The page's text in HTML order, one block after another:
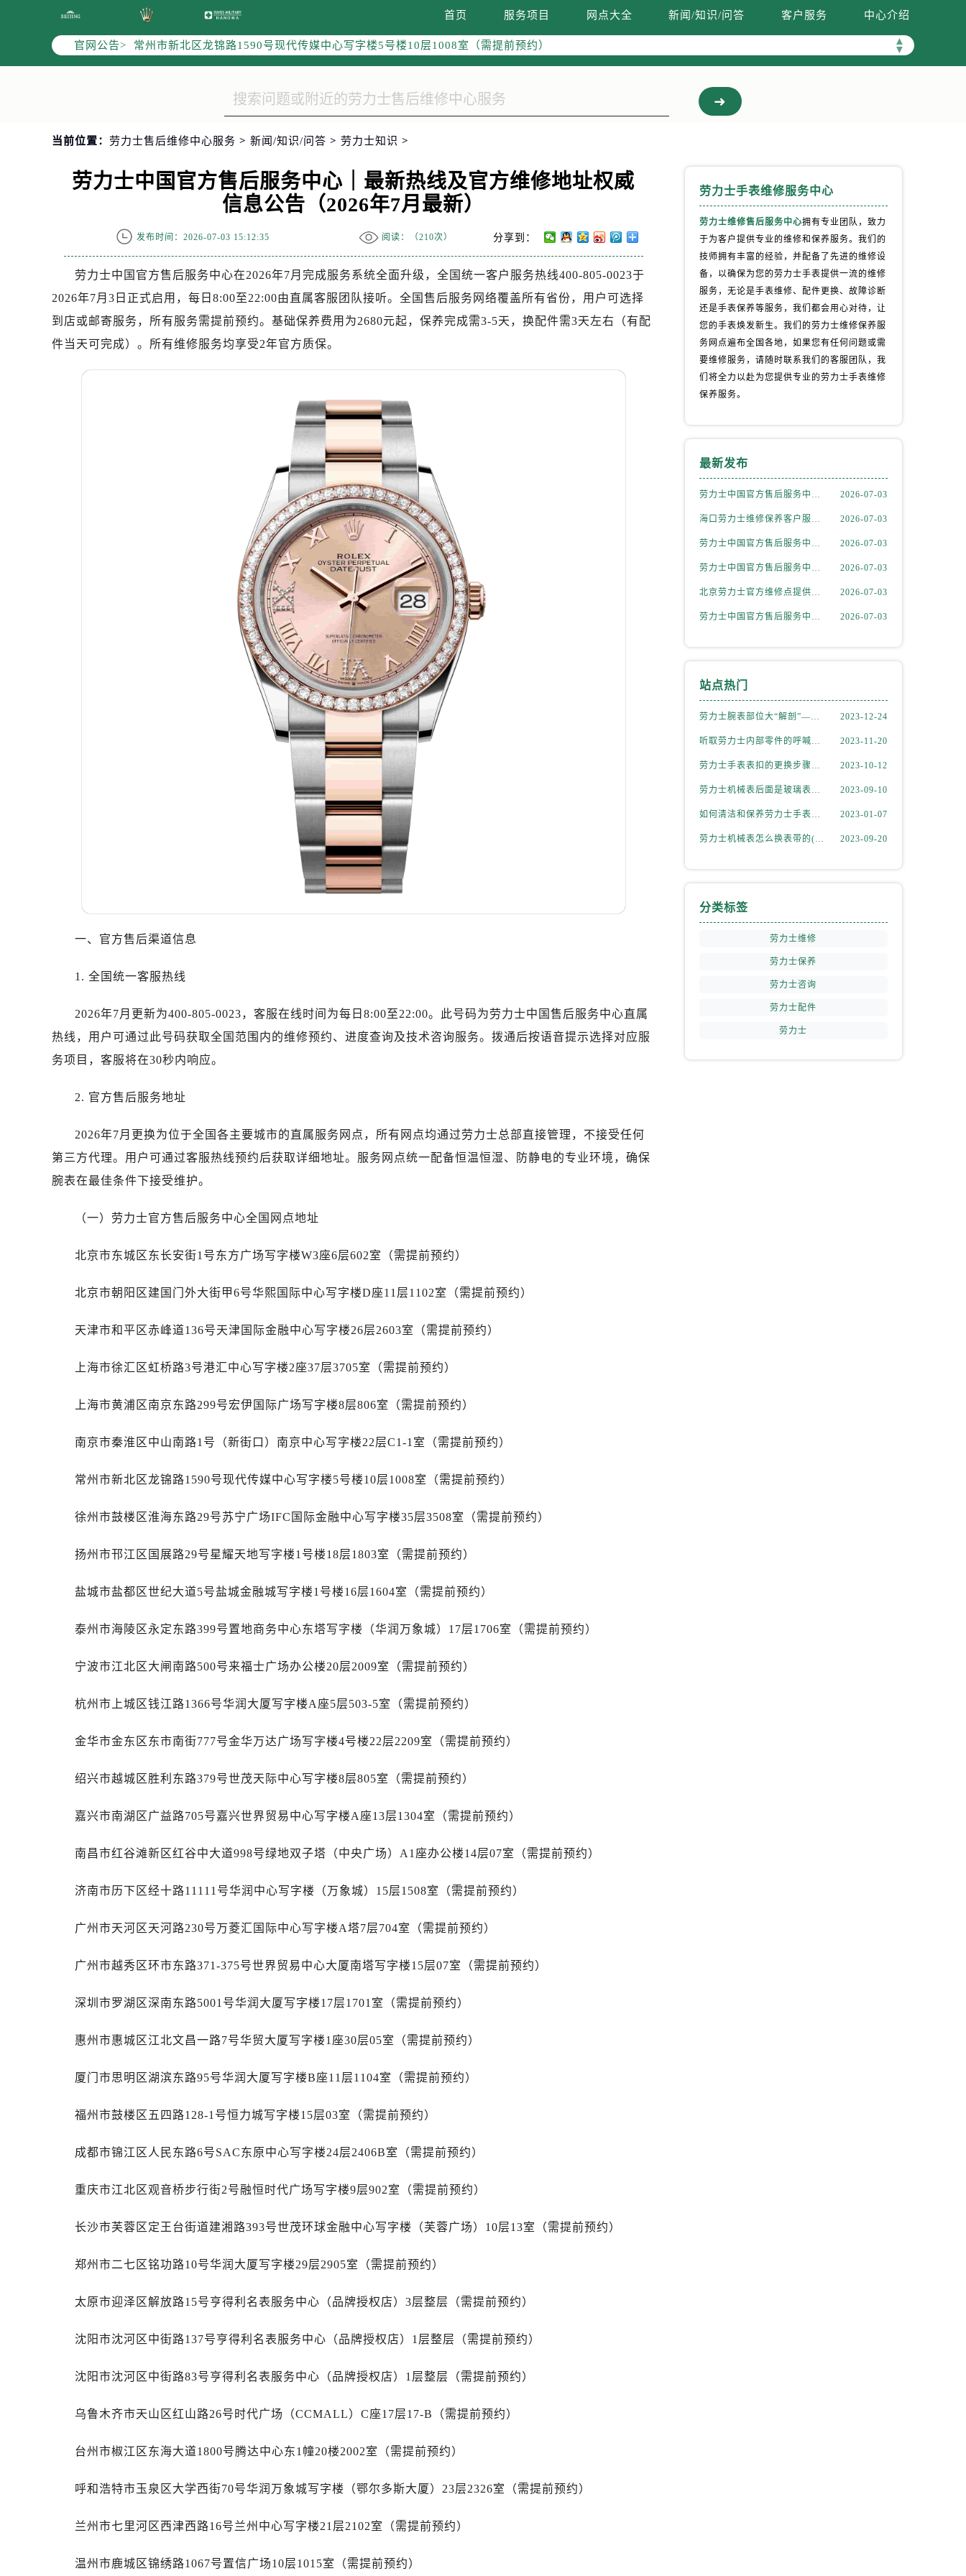
首页 服务项目 网点大全 新闻/知识/问答 客户服务 中心介绍
官网公告> ▲
▼
上海市黄浦区南京东路299号宏伊国际广场写字楼8层806室（需提前预约）
南京市秦淮区中山南路1号（新街口）南京中心写字楼22层C1-1室（需提前预约）
常州市新北区龙锦路1590号现代传媒中心写字楼5号楼10层1008室（需提前预约）
徐州市鼓楼区淮海东路29号苏宁广场IFC国际金融中心写字楼35层3508室（需提前预约）
盐城市盐都区世纪大道5号盐城金融城写字楼1号楼16层1604室（需提前预约）
宁波市江北区大闸南路500号来福士广场办公楼20层2009室（需提前预约）
金华市金东区东市南街777号金华万达广场写字楼4号楼22层2209室（需提前预约）
绍兴市越城区胜利东路379号世茂天际中心写字楼8层805室（需提前预约）
南昌市红谷滩新区红谷中大道998号绿地双子塔（中央广场）A1座办公楼14层07室（需提前预约）
济南市历下区经十路11111号华润中心写字楼（万象城）15层1508室（需提前预约）
广州市越秀区环市东路371-375号世界贸易中心大厦南塔写字楼15层07室（需提前预约）
深圳市罗湖区深南东路5001号华润大厦写字楼17层1701室（需提前预约）
惠州市惠城区江北文昌一路7号华贸大厦写字楼1座30层05室（需提前预约）
厦门市思明区湖滨东路95号华润大厦写字楼B座11层1104室（需提前预约）
成都市锦江区人民东路6号SAC东原中心写字楼24层2406B室（需提前预约）
重庆市江北区观音桥步行街2号融恒时代广场写字楼9层902室（需提前预约）
长沙市芙蓉区定王台街道建湘路393号世茂环球金融中心写字楼（芙蓉广场）10层13室（需提前预约）
郑州市二七区铭功路10号华润大厦写字楼29层2905室（需提前预约）
太原市迎泽区解放路15号亨得利名表服务中心（品牌授权店）3层整层（需提前预约）
沈阳市沈河区中街路137号亨得利名表服务中心（品牌授权店）1层整层（需提前预约）
沈阳市沈河区中街路83号亨得利名表服务中心（品牌授权店）1层整层（需提前预约）
乌鲁木齐市天山区红山路26号时代广场（CCMALL）C座17层17-B（需提前预约）
温州市鹿城区锦绣路1067号置信广场10层1015室（需提前预约）
哈尔滨市道里区友谊西路600号富力中心T2座写字楼29层03室（需提前预约）
大连市中山区人民路15号国际金融大厦7层G室（需提前预约）
佛山市禅城区季华五路57号万科金融中心C座12层1205室（需提前预约）
东莞市东城街道鸿福东路1号民盈国贸中心T1写字楼9层907室（需提前预约）
无锡市梁溪区人民中路139号恒隆广场写字楼1座11层1104室（需提前预约）
南通市崇川区工农路57号圆融广场写字楼16层1603室（需提前预约）
苏州市苏州工业园区星港街199号苏州中心办公楼C座22层08室（需提前预约）
武汉市江汉区解放大道686号世界贸易大厦38层09室（需提前预约）
南宁市青秀区金湖路59号地王大厦12楼1224室（需提前预约）
合肥市蜀山区潜山路111号万象城华润大厦B座12楼03室（需提前预约）
泉州市丰泽区宝洲路729号浦西万达中心写字楼A座7楼709室（需提前预约）
青岛市南区山东路6号华润大厦B座22层04室（需提前预约）
烟台市芝罘区胜利路139号万达金融中心A座907室（需提前预约）
长春市朝阳区西安大路727号中银大厦A座(旺进大厦)18层09室（需提前预约）
贵阳市南明区都司高架桥路33号亨特国际金融中心14楼14D（需提前预约）
昆明市盘龙区北京路928号同德昆明广场写字楼10层06室（需提前预约）
西安市碑林区南关正街88号华侨城长安国际中心E座6楼10室（需提前预约）
唐山市路南区新华东道100号万达广场写字楼A座10层1002室（需提前预约）
内蒙古自治区呼和浩特市玉泉区大学西街70号华润万象城写字楼（鄂尔多斯大厦）23层2326室（需提前预约）
甘肃省兰州市七里河区西津西路16号兰州中心写字楼21层2102室（需提前预约）
黑龙江省大庆市萨尔图区会战大街劳力士售后服务中心（需提前预约）
黑龙江省黑河市爱辉区中央街劳力士售后服务中心（需提前预约）
黑龙江省佳木斯市向阳区长安路劳力士售后服务中心（需提前预约）
黑龙江省牡丹江市东安区太平路劳力士售后服务中心（需提前预约）
黑龙江省七台河市桃山区大同街劳力士售后服务中心（需提前预约）
黑龙江省双鸭山市尖山区新兴大街劳力士售后服务中心（需提前预约）
黑龙江省伊春市伊美区通河路劳力士售后服务中心（需提前预约）
吉林省白山市浑江区浑江大街劳力士售后服务中心（需提前预约）
吉林省辽源市龙山区人民大街劳力士售后服务中心（需提前预约）
吉林省四平市铁东区紫气大路与南九经街交汇处劳力士售后服务中心（需提前预约）
吉林省通化市东昌区环通乡江南大街劳力士售后服务中心（需提前预约）
吉林省延边市延吉市解放路劳力士售后服务中心（需提前预约）
辽宁省本溪市平山区胜利路劳力士售后服务中心（需提前预约）
辽宁省丹东市振兴区七经街劳力士售后服务中心（需提前预约）
辽宁省阜新市海州区解放大街劳力士售后服务中心（需提前预约）
辽宁省锦州市古塔区中央大街劳力士售后服务中心（需提前预约）
辽宁省盘锦市兴隆台区石油大街劳力士售后服务中心（需提前预约）
辽宁省营口市站前区市府路与渤海大街交叉口劳力士售后服务中心（需提前预约）
辽宁省沈阳市沈河区中街路137号亨得利名表维修授权店1楼劳力士售后服务中心（需提前预约）
北京市朝阳区建国门外大街甲6号华熙国际中心D座11层1102室劳力士售后服务中心（需提前预约）
河北省保定市竞秀区朝阳北大街北国先天下劳力士售后服务中心（需提前预约）
内蒙古自治区巴彦淖尔市临河区新华街劳力士售后服务中心（需提前预约）
内蒙古自治区赤峰市红山区哈达街劳力士售后服务中心（需提前预约）
内蒙古自治区呼伦贝尔市海拉尔区中央街劳力士售后服务中心（需提前预约）
内蒙古自治区乌海市海勃湾区人民南路劳力士售后服务中心（需提前预约）
内蒙古自治区乌兰察布市集宁区恩和大街劳力士售后服务中心（需提前预约）
内蒙古自治区兴安盟市乌兰浩特市兴安大街劳力士售后服务中心（需提前预约）
山西省晋城市城区黄华街劳力士售后服务中心（需提前预约）
山西省临汾市尧都区解放路劳力士售后服务中心（需提前预约）
山西省朔州市朔城区怡西路与鄯阳西街交汇处劳力士售后服务中心（需提前预约）
山西省阳泉市郊区平阳东街与新城大道交叉口劳力士售后服务中心（需提前预约）
山西省长治市潞州区英雄中路劳力士售后服务中心（需提前预约）
山西省太原市迎泽区迎泽街道解放路15号亨得利名表维修授权店3楼劳力士售后服务中心（需提前预约）
安徽省安庆市迎江区人民路劳力士售后服务中心（需提前预约）
安徽省亳州市谯城区魏武大道劳力士售后服务中心（需提前预约）
安徽省滁州市琅琊区南谯北路劳力士售后服务中心（需提前预约）
安徽省淮北市相山区淮海路劳力士售后服务中心（需提前预约）
安徽省黄山市屯溪区黄山西路劳力士售后服务中心（需提前预约）
安徽省马鞍山市雨山区湖南西路劳力士售后服务中心（需提前预约）
安徽省宿州市埇桥区人民中路劳力士售后服务中心（需提前预约）
安徽省芜湖市镜湖区中山路步行街劳力士售后服务中心（需提前预约）
福建省龙岩市新罗区九一南路劳力士售后服务中心（需提前预约）
当前位置： 劳力士售后维修中心服务 > 新闻/知识/问答 > 劳力士知识 >
劳力士中国官方售后服务中心｜最新热线及官方维修地址权威
信息公告（2026年7月最新）
发布时间：2026-07-03 15:12:35 阅读：（210次） 分享到：
劳力士中国官方售后服务中心在2026年7月完成服务系统全面升级，全国统一客户服务热线400-805-0023于
2026年7月3日正式启用，每日8:00至22:00由直属客服团队接听。全国售后服务网络覆盖所有省份，用户可选择
到店或邮寄服务，所有服务需提前预约。基础保养费用为2680元起，保养完成需3-5天，换配件需3天左右（有配
件当天可完成）。所有维修服务均享受2年官方质保。
一、官方售后渠道信息
1. 全国统一客服热线
2026年7月更新为400-805-0023，客服在线时间为每日8:00至22:00。此号码为劳力士中国售后服务中心直属
热线，用户可通过此号码获取全国范围内的维修预约、进度查询及技术咨询服务。拨通后按语音提示选择对应服
务项目，客服将在30秒内响应。
2. 官方售后服务地址
2026年7月更换为位于全国各主要城市的直属服务网点，所有网点均通过劳力士总部直接管理，不接受任何
第三方代理。用户可通过客服热线预约后获取详细地址。服务网点统一配备恒温恒湿、防静电的专业环境，确保
腕表在最佳条件下接受维护。
（一）劳力士官方售后服务中心全国网点地址
北京市东城区东长安街1号东方广场写字楼W3座6层602室（需提前预约）
北京市朝阳区建国门外大街甲6号华熙国际中心写字楼D座11层1102室（需提前预约）
天津市和平区赤峰道136号天津国际金融中心写字楼26层2603室（需提前预约）
上海市徐汇区虹桥路3号港汇中心写字楼2座37层3705室（需提前预约）
上海市黄浦区南京东路299号宏伊国际广场写字楼8层806室（需提前预约）
南京市秦淮区中山南路1号（新街口）南京中心写字楼22层C1-1室（需提前预约）
常州市新北区龙锦路1590号现代传媒中心写字楼5号楼10层1008室（需提前预约）
徐州市鼓楼区淮海东路29号苏宁广场IFC国际金融中心写字楼35层3508室（需提前预约）
扬州市邗江区国展路29号星耀天地写字楼1号楼18层1803室（需提前预约）
盐城市盐都区世纪大道5号盐城金融城写字楼1号楼16层1604室（需提前预约）
泰州市海陵区永定东路399号置地商务中心东塔写字楼（华润万象城）17层1706室（需提前预约）
宁波市江北区大闸南路500号来福士广场办公楼20层2009室（需提前预约）
杭州市上城区钱江路1366号华润大厦写字楼A座5层503-5室（需提前预约）
金华市金东区东市南街777号金华万达广场写字楼4号楼22层2209室（需提前预约）
绍兴市越城区胜利东路379号世茂天际中心写字楼8层805室（需提前预约）
嘉兴市南湖区广益路705号嘉兴世界贸易中心写字楼A座13层1304室（需提前预约）
南昌市红谷滩新区红谷中大道998号绿地双子塔（中央广场）A1座办公楼14层07室（需提前预约）
济南市历下区经十路11111号华润中心写字楼（万象城）15层1508室（需提前预约）
广州市天河区天河路230号万菱汇国际中心写字楼A塔7层704室（需提前预约）
广州市越秀区环市东路371-375号世界贸易中心大厦南塔写字楼15层07室（需提前预约）
深圳市罗湖区深南东路5001号华润大厦写字楼17层1701室（需提前预约）
惠州市惠城区江北文昌一路7号华贸大厦写字楼1座30层05室（需提前预约）
厦门市思明区湖滨东路95号华润大厦写字楼B座11层1104室（需提前预约）
福州市鼓楼区五四路128-1号恒力城写字楼15层03室（需提前预约）
成都市锦江区人民东路6号SAC东原中心写字楼24层2406B室（需提前预约）
重庆市江北区观音桥步行街2号融恒时代广场写字楼9层902室（需提前预约）
长沙市芙蓉区定王台街道建湘路393号世茂环球金融中心写字楼（芙蓉广场）10层13室（需提前预约）
郑州市二七区铭功路10号华润大厦写字楼29层2905室（需提前预约）
太原市迎泽区解放路15号亨得利名表服务中心（品牌授权店）3层整层（需提前预约）
沈阳市沈河区中街路137号亨得利名表服务中心（品牌授权店）1层整层（需提前预约）
沈阳市沈河区中街路83号亨得利名表服务中心（品牌授权店）1层整层（需提前预约）
乌鲁木齐市天山区红山路26号时代广场（CCMALL）C座17层17-B（需提前预约）
台州市椒江区东海大道1800号腾达中心东1幢20楼2002室（需提前预约）
呼和浩特市玉泉区大学西街70号华润万象城写字楼（鄂尔多斯大厦）23层2326室（需提前预约）
兰州市七里河区西津西路16号兰州中心写字楼21层2102室（需提前预约）
温州市鹿城区锦绣路1067号置信广场10层1015室（需提前预约）
劳力士手表维修服务中心
劳力士维修售后服务中心拥有专业团队，致力
于为客户提供专业的维修和保养服务。我们的
技师拥有丰富的经验，并配备了先进的维修设
备，以确保为您的劳力士手表提供一流的维修
服务，无论是手表维修、配件更换、故障诊断
还是手表保养等服务，我们都会用心对待，让
您的手表焕发新生。我们的劳力士维修保养服
务网点遍布全国各地，如果您有任何问题或需
要维修服务，请随时联系我们的客服团队，我
们将全力以赴为您提供专业的劳力士手表维修
保养服务。
最新发布
劳力士中国官方售后服务中心｜最新热线及官方维修地址权威信息公告（2026年7月最新） 2026-07-03
海口劳力士维修保养客户服务网点专业维修保养服务权威公示（2026年7月最新） 2026-07-03
劳力士中国官方售后服务中心｜最新热线和维修地址权威信息通告（2026年7月最新） 2026-07-03
劳力士中国官方售后服务中心｜全部地址与售后服务电话权威信息通知（2026年7月更新） 2026-07-03
北京劳力士官方维修点提供专业售后保养服务权威公示（2026年7月最新） 2026-07-03
劳力士中国官方售后服务中心｜详细地址及24小时售后热线权威信息声明（2026年7月最新） 2026-07-03
站点热门
劳力士腕表部位大“解剖”——劳力士大讲堂开课啦！ 2023-12-24
听取劳力士内部零件的呼喊，似有无尽的故事等待我们去探索 2023-11-20
劳力士手表表扣的更换步骤（如何更换手表的表扣） 2023-10-12
劳力士机械表后面是玻璃表盘(如何正确清洁和保养) 2023-09-10
如何清洁和保养劳力士手表的机芯 2023-01-07
劳力士机械表怎么换表带的(简单易学的步骤) 2023-09-20
分类标签
劳力士维修
劳力士保养
劳力士咨询
劳力士配件
劳力士